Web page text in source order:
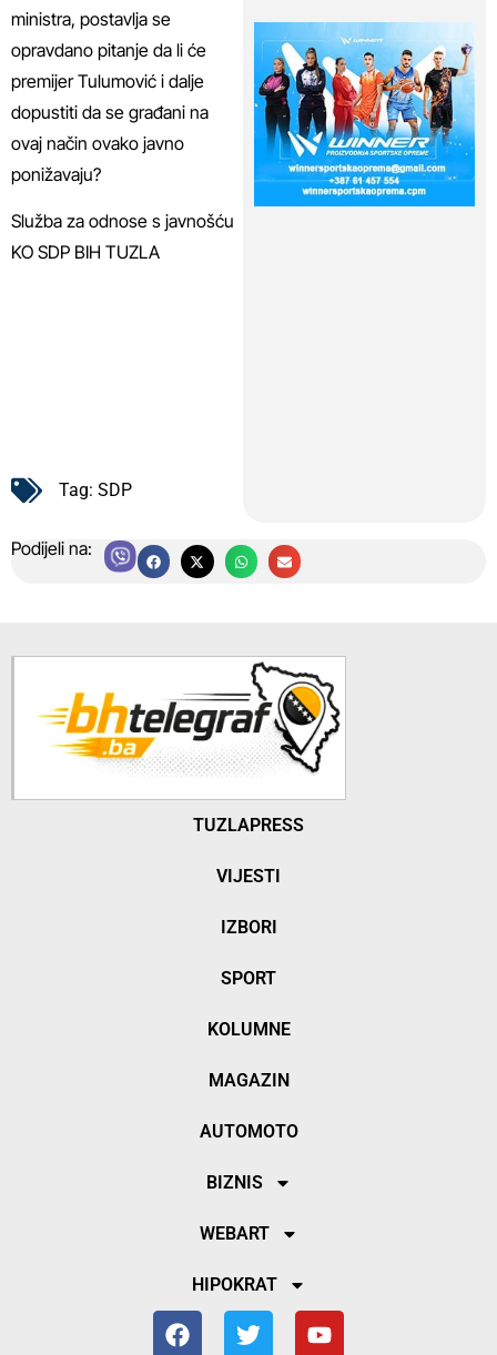
ministra, postavlja se
opravdano pitanje da li će
premijer Tulumović i dalje
dopustiti da se građani na
ovaj način ovako javno
ponižavaju?
Služba za odnose s javnošću
KO SDP BIH TUZLA
Tag: SDP
Podijeli na:
TUZLAPRESS
VIJESTI
IZBORI
SPORT
KOLUMNE
MAGAZIN
AUTOMOTO
BIZNIS
WEBART
HIPOKRAT